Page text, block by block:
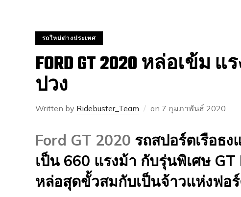
รถใหม่ต่างประเทศ
FORD GT 2020 หล่อเข้ม
ปวง
Written by Ridebuster_Team on 7 กุมภาพันธ์ 2020
Ford GT 2020 รถสปอร์ตเรือธง
เป็น 660 แรงม้า กับรุ่นพิเศษ GT
หล่อสุดขั้วสมกับเป็นจ้าวแห่งฟอ